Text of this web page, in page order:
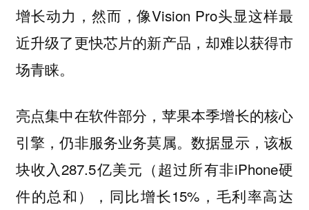
增长动力，然而，像Vision Pro头显这样最
近升级了更快芯片的新产品，却难以获得市
场青睐。
亮点集中在软件部分，苹果本季增长的核心
引擎，仍非服务业务莫属。数据显示，该板
块收入287.5亿美元（超过所有非iPhone硬
件的总和），同比增长15%，毛利率高达